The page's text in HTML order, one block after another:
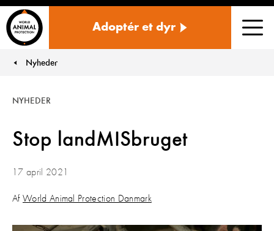
Adoptér et dyr
You are here:
Nyheder
Stop landMISbruget
NYHEDER
17 april 2021
Af World Animal Protection Danmark